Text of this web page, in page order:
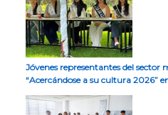
Jóvenes representantes del
“Acercándose a su cultura 2026”